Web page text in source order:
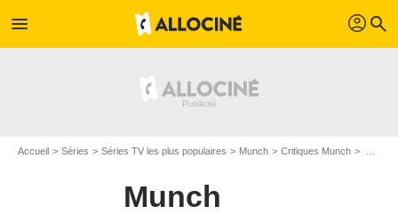
menu profil search
Accueil Séries Séries TV les plus populaires Munch Critiques Munch
Munch